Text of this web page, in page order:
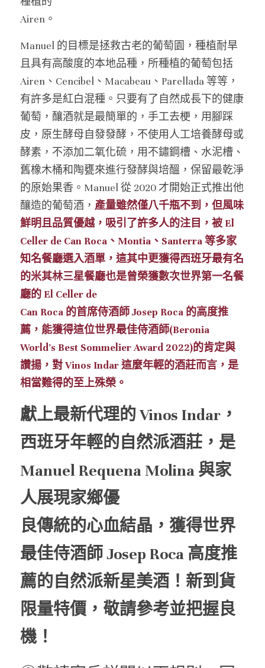
Airen。
Manuel 的目標是拯救古老的葡萄園，種植耐旱
且具有高酸度的本地品種，所種植的葡萄包括
Airen、Cencibel、Macabeau、Parellada 等等，
有許多是紅白混種。只要有了自然成長下的健康
葡萄，釀酒就是最簡單的，手工去梗，用腳踩
皮，原生酵母自發發酵，不使用人工培養酵母或
酵素，不添加二氧化硫，用不鏽鋼槽、水泥槽、
舊橡木桶和陶甕來進行發酵與培醞，保留最乾淨
的原始果香。Manuel 從 2020 才開始正式推出他
釀造的葡萄酒， 產量雖然僅八千瓶不到，但風味
鮮明且品質優越，吸引了許多人的注目，被 El
Celler de Can Roca、Montia、Santerra 等多家
知名餐廳選入酒單，這其中更獲得西班牙最有名
的米其林三星餐廳也是曾榮獲數次世界第一名餐
廳的 El Celler de
Can Roca 的首席侍酒師 Josep Roca 的高度推
薦，能獲得這位世界最佳侍酒師(Beronia
World's Best Sommelier Award 2022)的肯定與
讚揚，對 Vinos Indar 這麼年輕的酒莊而言，是
相當難得的至上殊榮。
獻上最新代理的 Vinos Indar，
西班牙年輕的自然派酒莊，是
Manuel Requena Molina 與家
人展現家鄉優
良傳統的心血結晶，獲得世界
最佳侍酒師 Josep Roca 高度推
薦的自然派新星美酒！新到貨
限量特價，敬請參考並把握良
機！